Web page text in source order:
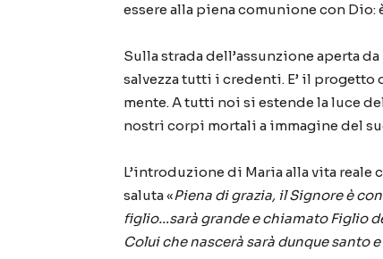
essere alla piena comunione con
Sulla strada dell’assunzione aperta
salvezza tutti i credenti. E’ il progetto
mente. A tutti noi si estende la luce
nostri corpi mortali a immagine del
L’introduzione di Maria alla vita reale
saluta «Piena di grazia, il Signore è
figlio…sarà grande e chiamato Figlio
Colui che nascerà sarà dunque santo